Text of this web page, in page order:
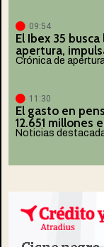
09:54
El Ibex 35
apertura,
Crónica de
11:30
El gasto en
12.651 millones
Noticias